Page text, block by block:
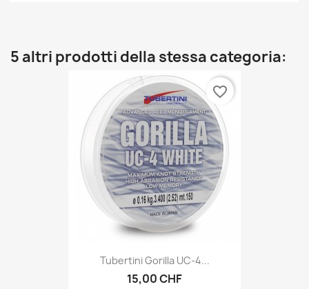
5 altri prodotti della stessa categoria:
Tubertini Gorilla UC-4...
15,00 CHF
favorite_border